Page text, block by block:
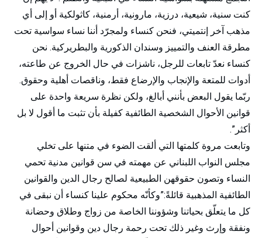
كنت سنية، شيعية، درزية، مارونية، أرمنية، كاثولكية أو إلى أي
مذهب آخر إنتميتي، فنحن كنساء ولمجرّد أننا نساء سواسية تحت
مطرقة العنف والتمييز وسندان الذكورية والبطريركية. نحن
كنساء نعدّ تابعات للرجل، ناشزات في حال الخروج عن طاعته،
أدوات للمتعة والإنجاب والإرضاع فقط، وناقصات أهلية وحقوق.
ربّما يقول البعض بأنني أبالغ، ولكن نظرة سريعة واحدة على
قوانين الأحوال الشخصية الطائفية كفيلة بأن تثبت ما أقول لا بل
أكثر”.
وتابعت مروة كلمتها التي ألقت الضوء في متنها على تخلي
مجلس النواب اللبناني عن مهمته في سن قوانين مدنية تحمي
النساء وتصون حقوقهن الطبيعية لصالح رجال الدين والقوانين
الطائفية المذهبية قائلةً:”وكأنّه محكوم علينا كنساء أن نبقى في
كل ما يتعلّق بحياتنا وشؤوننا الخاصة من زواج وطلاق وحضانة
ونفقة وإرث وغير ذلك تحت رحمة رجال دين وقوانين أحوال